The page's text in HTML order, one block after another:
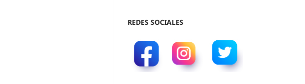
REDES SOCIALES